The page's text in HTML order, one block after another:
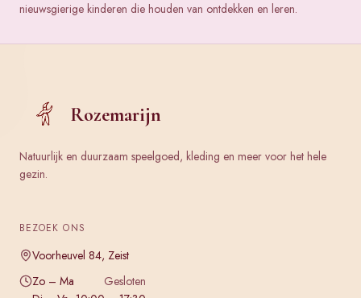
nieuwsgierige kinderen die houden van ontdekken en leren.
Rozemarijn
Natuurlijk en duurzaam speelgoed, kleding en meer voor het hele
gezin.
BEZOEK ONS
Voorheuvel 84, Zeist
Zo – Ma
Gesloten